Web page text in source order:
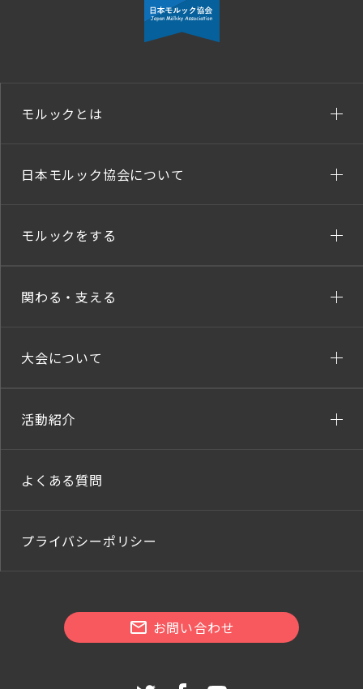
モルックとは
日本モルック協会について
モルックをする
関わる・支える
大会について
活動紹介
よくある質問
プライバシーポリシー
お問い合わせ